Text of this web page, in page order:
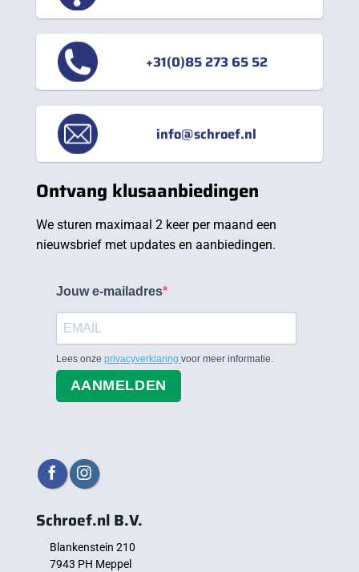
+31(0)85 273 65 52
info@schroef.nl
Ontvang klusaanbiedingen
We sturen maximaal 2 keer per maand een
nieuwsbrief met updates en aanbiedingen.
Jouw e-mailadres
Lees onze privacyverklaring voor meer informatie.
AANMELDEN
Schroef.nl B.V.
Blankenstein 210
7943 PH Meppel